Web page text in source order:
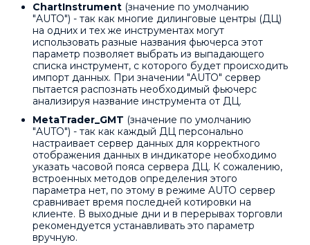
ChartInstrument (значение по умолчанию
"AUTO") - так как многие дилинговые центры (ДЦ)
на одних и тех же инструментах могут
использовать разные названия фьючерса этот
параметр позволяет выбрать из выпадающего
списка инструмент, с которого будет происходить
импорт данных. При значении "AUTO" сервер
пытается распознать необходимый фьючерс
анализируя название инструмента от ДЦ.
MetaTrader_GMT (значение по умолчанию
"AUTO") - так как каждый ДЦ персонально
настраивает сервер данных для корректного
отображения данных в индикаторе необходимо
указать часовой пояса сервера ДЦ. К сожалению,
встроенных методов определения этого
параметра нет, по этому в режиме AUTO сервер
сравнивает время последней котировки на
клиенте. В выходные дни и в перерывах торговли
рекомендуется устанавливать это параметр
вручную.